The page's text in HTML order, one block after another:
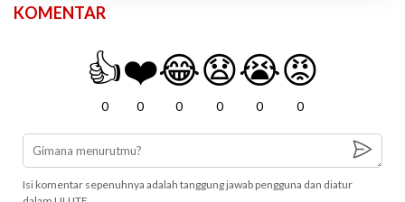
KOMENTAR
👍
0
❤️
0
😂
0
😧
0
😭
0
😡
0
Isi komentar sepenuhnya adalah tanggung jawab pengguna dan diatur